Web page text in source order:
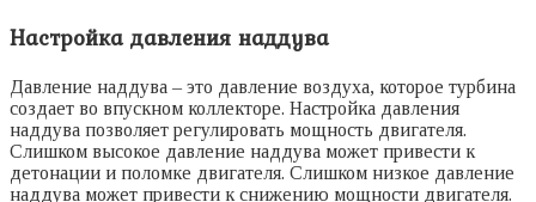
Настройка давления наддува
Давление наддува – это давление воздуха, которое турбина
создает во впускном коллекторе. Настройка давления
наддува позволяет регулировать мощность двигателя.
Слишком высокое давление наддува может привести к
детонации и поломке двигателя. Слишком низкое давление
наддува может привести к снижению мощности двигателя.